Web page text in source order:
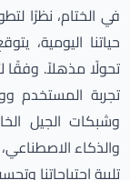
في الختام، نظرًا
حياتنا اليومية،
تجربة المستخدم
وشبكات الجيل
والذكاء
تلبية احتياجاتنا